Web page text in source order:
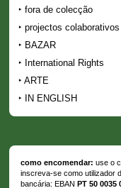
fora de colecção
projectos colaborativos
BAZAR
International Rights
ARTE
IN ENGLISH
como encomendar: use o
inscreva-se como utilizador
bancária: EBAN PT 50 0035